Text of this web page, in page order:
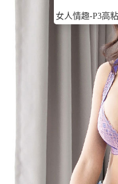
女人情趣-P3高